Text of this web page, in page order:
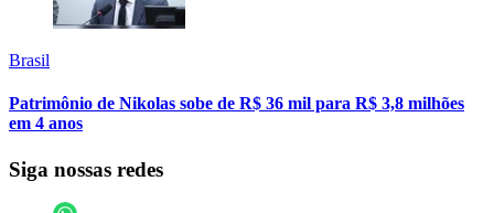
Brasil
Patrimônio de Nikolas sobe de R$ 36 mil para R$ 3,8 milhões
em 4 anos
Siga nossas redes